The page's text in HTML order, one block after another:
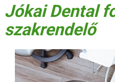
Jókai Dental
szakrendelő